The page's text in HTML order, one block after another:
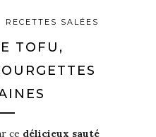
RECETTES SALÉES
TOFU,
ce délicieux sauté